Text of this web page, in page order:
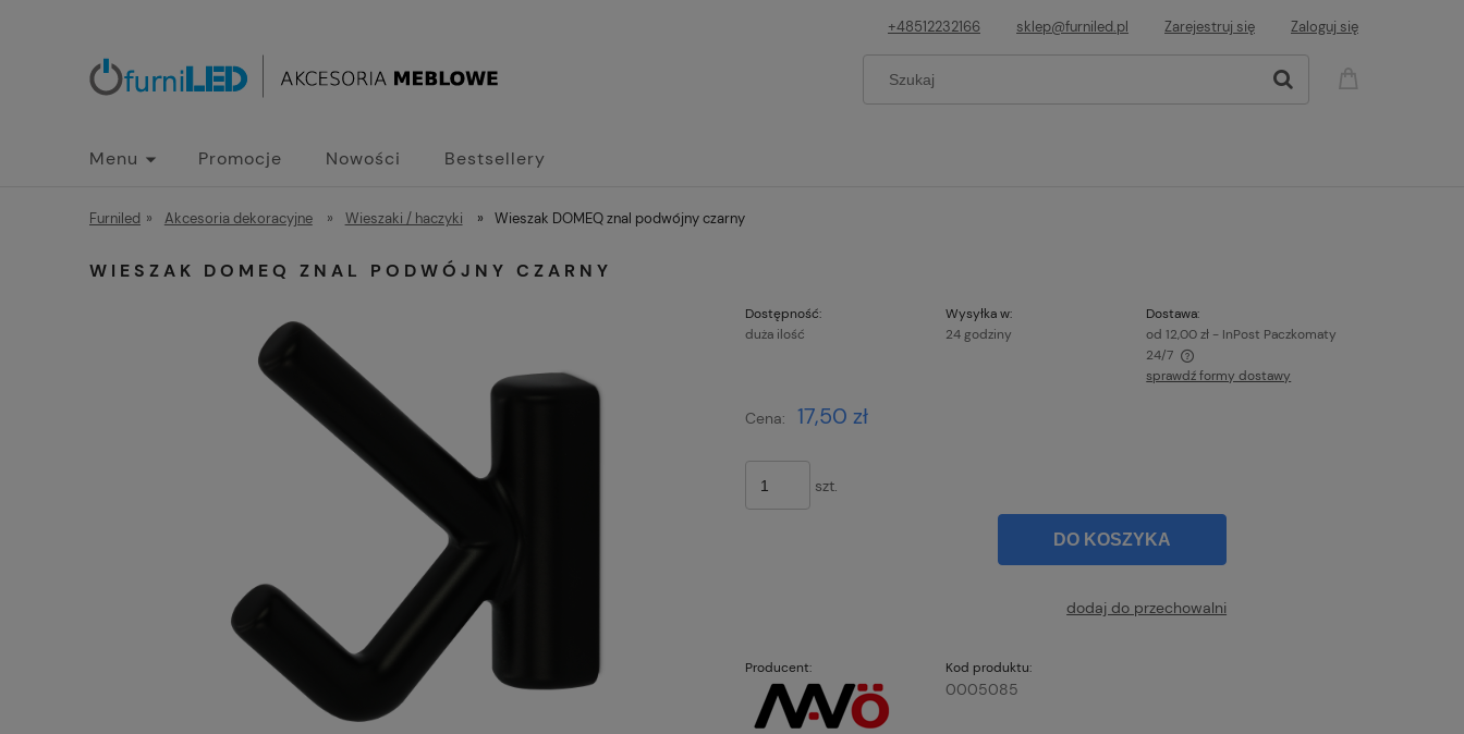
+48512232166 sklep@furniled.pl Zarejestruj się Zaloguj się
Menu Promocje Nowości Bestsellery
Furniled » Akcesoria dekoracyjne » Wieszaki / haczyki » Wieszak DOMEQ znal podwójny czarny
WIESZAK DOMEQ ZNAL PODWÓJNY CZARNY
Dostępność:
duża ilość
Wysyłka w:
24 godziny
Dostawa:
od 12,00 zł - InPost Paczkomaty
24/7
sprawdź formy dostawy
Cena: 17,50 zł
szt.
DO KOSZYKA
dodaj do przechowalni
Producent: Kod produktu:
0005085